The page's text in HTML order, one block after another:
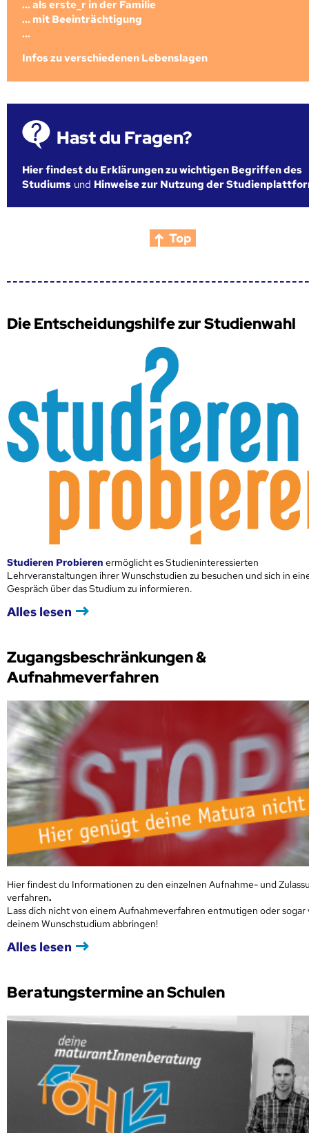
... als erste_r in der Familie
... mit Beeinträchtigung
...
Infos zu verschiedenen Lebenslagen
Hast du Fragen?
Hier findest du Erklärungen zu wichtigen Begriffen des
Studiums und Hinweise zur Nutzung der
Top
Die Entscheidungshilfe zur Studienwahl
Studieren Probieren ermöglicht es Studieninteressierten
Lehrveranstaltungen ihrer Wunschstudien zu besuchen und sich in
Gespräch über das Studium zu informieren.
Alles lesen
Zugangsbeschränkungen &
Aufnahmeverfahren
Hier findest du Informationen zu den einzelnen Aufnahme- und
verfahren.
Lass dich nicht von einem Aufnahmeverfahren entmutigen oder sogar
deinem Wunschstudium abbringen!
Alles lesen
Beratungstermine an Schulen